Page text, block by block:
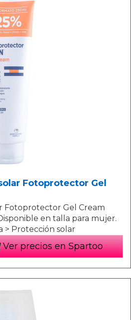
Fotoprotector Gel
Fotoprotector Gel Cream
en talla para mujer.
> Protección solar
Ver precios en Spartoo